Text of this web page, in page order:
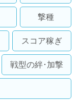
撃種
スコア稼ぎ
戦型の絆･加撃